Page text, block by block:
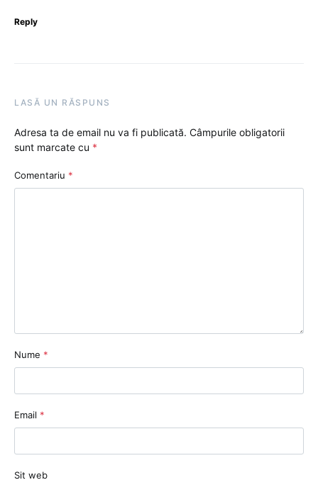
Reply
LASĂ UN RĂSPUNS
Adresa ta de email nu va fi publicată. Câmpurile obligatorii
sunt marcate cu *
Comentariu *
Nume *
Email *
Sit web